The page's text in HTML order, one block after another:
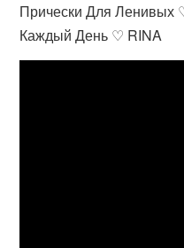
Прически Для Ленивых
Каждый День ♡ RINA